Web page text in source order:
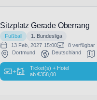
Sitzplatz Gerade Oberrang
Fußball
1. Bundesliga
13 Feb, 2027 15:00
8 verfügbar
Dortmund
Deutschland
+
Ticket(s) + Hotel
ab€358,00